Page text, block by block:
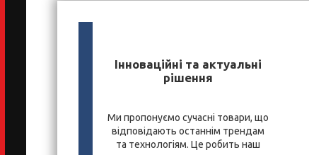
Інноваційні та актуальні
рішення
Ми пропонуємо сучасні товари, що
відповідають останнім трендам
та технологіям. Це робить наш